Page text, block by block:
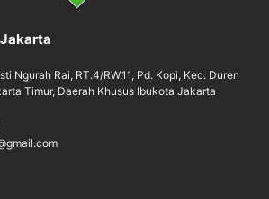
Ngurah Rai, RT.4/RW.11, Pd. Kopi, Kec. Duren
Timur, Daerah Khusus Ibukota Jakarta